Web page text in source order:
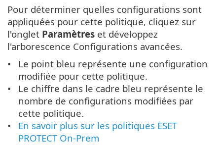
Pour déterminer quelles configurations sont
appliquées pour cette politique, cliquez sur
l'onglet Paramètres et développez
l'arborescence Configurations avancées.
Le point bleu représente une configuration
modifiée pour cette politique.
Le chiffre dans le cadre bleu représente le
nombre de configurations modifiées par
cette politique.
En savoir plus sur les politiques ESET
PROTECT On-Prem